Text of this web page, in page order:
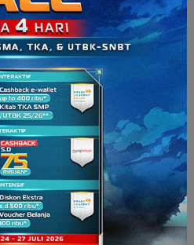
atau runtuhnya bongkahan
itu saja! Curah hujan yang lebih
menyebabkan banjir dan tanah
Pengertian, Jenis, Contoh &
habitat alami dan
banyak spesies. Hewan dan